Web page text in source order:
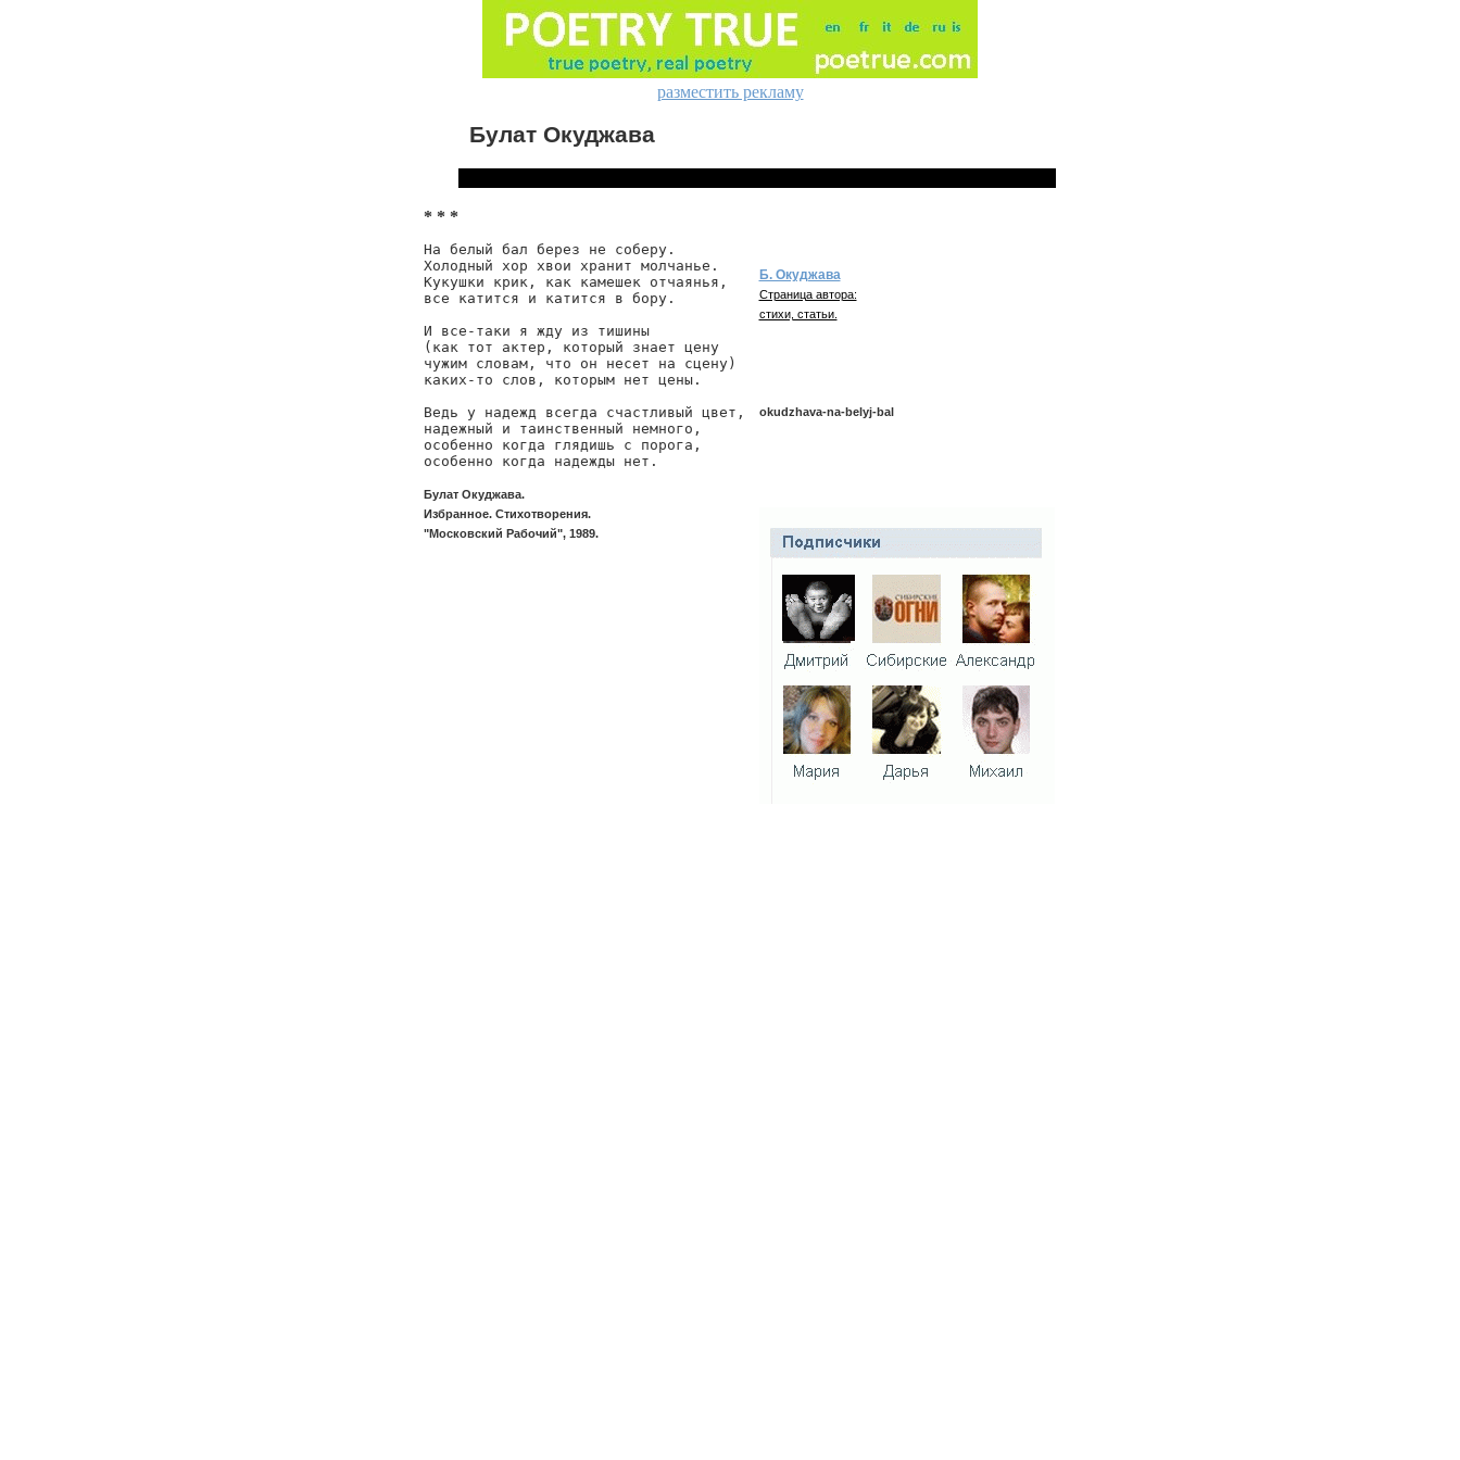
разместить рекламу
Булат Окуджава
* * *
На белый бал берез не соберу.
Холодный хор хвои хранит молчанье.
Кукушки крик, как камешек отчаянья,
все катится и катится в бору.
И все-таки я жду из тишины
(как тот актер, который знает цену
чужим словам, что он несет на сцену)
каких-то слов, которым нет цены.
Ведь у надежд всегда счастливый цвет,
надежный и таинственный немного,
особенно когда глядишь с порога,
особенно когда надежды нет.
Булат Окуджава.
Избранное. Стихотворения.
"Московский Рабочий", 1989.
Б. Окуджава
Страница автора:
стихи, статьи.
okudzhava-na-belyj-bal